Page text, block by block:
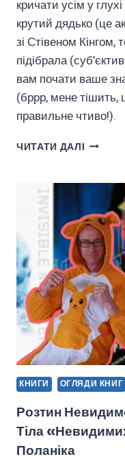
кричати усім у
крутий дядько (це
зі Стівеном Кінгом,
підібрала
вам почати ваше
(бррр, мене
правильне чтиво!).
ЧИТАТИ ДАЛІ СТІВЕН
ЧОГО
ЩОБ
В
ЙОГО
КНИГИ ОГЛЯДИ КНИГ
Розтин
Тіла
Поланіка